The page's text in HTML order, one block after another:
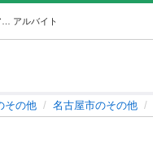
アルバイト
その他 名古屋市のその他